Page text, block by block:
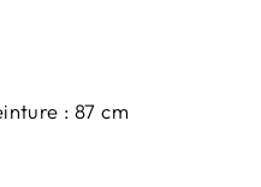
: 87 cm